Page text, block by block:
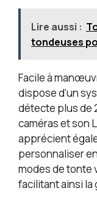
Lire aussi :
tondeuses
Facile à
dispose d’un
détecte plus de
caméras et son
apprécient
personnaliser
modes de tonte
facilitant ainsi la